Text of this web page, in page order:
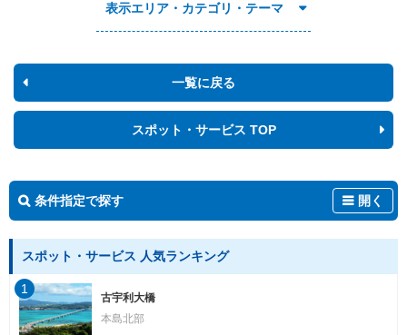
表示エリア・カテゴリ・テーマ
一覧に戻る
スポット・サービス TOP
条件指定で探す 開く
スポット・サービス 人気ランキング
古宇利大橋
本島北部
1